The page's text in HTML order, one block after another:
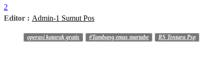
2
Editor : Admin-1 Sumut Pos
operasi katarak gratis #Tambang emas martabe RS Tentara Psp